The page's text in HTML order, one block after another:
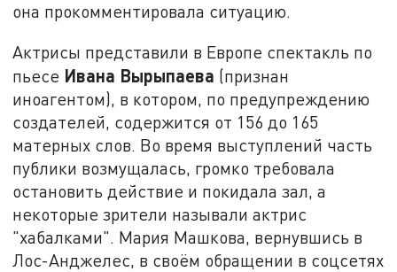
она прокомментировала ситуацию.
Актрисы представили в Европе спектакль по
пьесе Ивана Вырыпаева (признан
иноагентом), в котором, по предупреждению
создателей, содержится от 156 до 165
матерных слов. Во время выступлений часть
публики возмущалась, громко требовала
остановить действие и покидала зал, а
некоторые зрители называли актрис
"хабалками". Мария Машкова, вернувшись в
Лос-Анджелес, в своём обращении в соцсетях